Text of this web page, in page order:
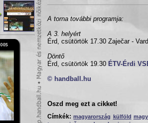
A torna további programja:
A 3. helyért
Érd, csütörtök 17.30 Zaječar -
Döntő
Érd, csütörtök 19.30 ÉTV-Érdi
© handball.hu
Oszd meg ezt a cikket!
Címkék: magyarország külföld